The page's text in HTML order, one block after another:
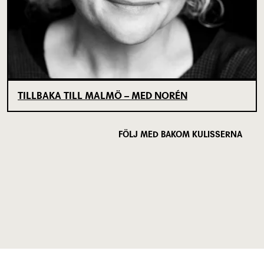
TILLBAKA TILL MALMÖ – MED NORÉN
FÖLJ MED BAKOM KULISSERNA